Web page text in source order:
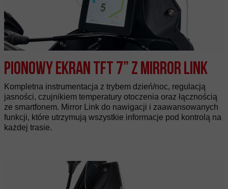
Pionowy ekran TFT 7” z Mirror Link
Kompletna instrumentacja z trybem dzień/noc, regulacją
jasności, czujnikiem temperatury otoczenia oraz łącznością
ze smartfonem. Mirror Link do nawigacji i zaawansowanych
funkcji, które utrzymują wszystkie informacje pod kontrolą na
każdej trasie.